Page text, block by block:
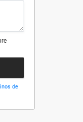
de